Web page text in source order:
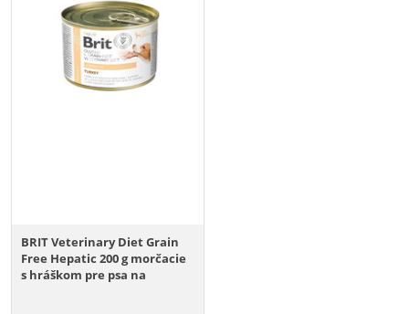
BRIT Veterinary Diet Grain
Free Hepatic 200 g morčacie
s hráškom pre psa na